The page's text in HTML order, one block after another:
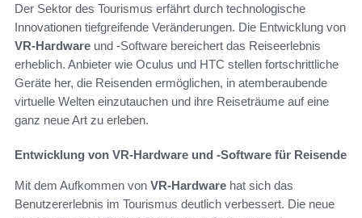
Der Sektor des Tourismus erfährt durch technologische
Innovationen tiefgreifende Veränderungen. Die Entwicklung von
VR-Hardware und -Software bereichert das Reiseerlebnis
erheblich. Anbieter wie Oculus und HTC stellen fortschrittliche
Geräte her, die Reisenden ermöglichen, in atemberaubende
virtuelle Welten einzutauchen und ihre Reiseträume auf eine
ganz neue Art zu erleben.
Entwicklung von VR-Hardware und -Software für Reisende
Mit dem Aufkommen von VR-Hardware hat sich das
Benutzererlebnis im Tourismus deutlich verbessert. Die neue